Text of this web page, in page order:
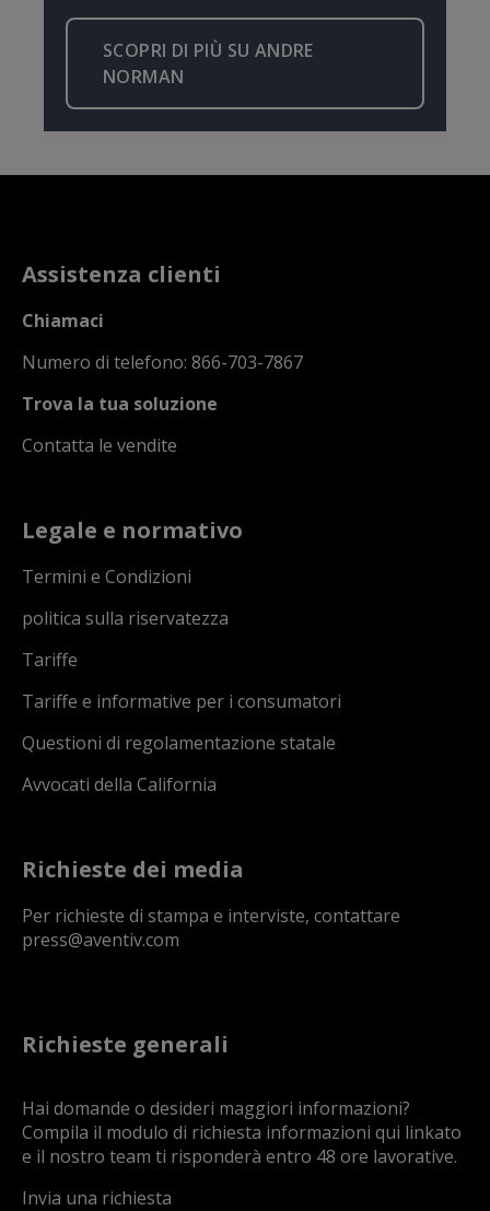
SCOPRI DI PIÙ SU ANDRE
NORMAN
Assistenza clienti
Chiamaci
Numero di telefono: 866-703-7867
Trova la tua soluzione
Contatta le vendite
Legale e normativo
Termini e Condizioni
politica sulla riservatezza
Tariffe
Tariffe e informative per i consumatori
Questioni di regolamentazione statale
Avvocati della California
Richieste dei media
Per richieste di stampa e interviste, contattare
press@aventiv.com
Richieste generali
Hai domande o desideri maggiori informazioni?
Compila il modulo di richiesta informazioni qui linkato
e il nostro team ti risponderà entro 48 ore lavorative.
Invia una richiesta